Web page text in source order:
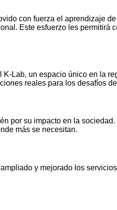
con fuerza el aprendizaje
Este esfuerzo les
Lab, un espacio único en la
reales para los desafíos
por su impacto en la
más se necesitan.
y mejorado los